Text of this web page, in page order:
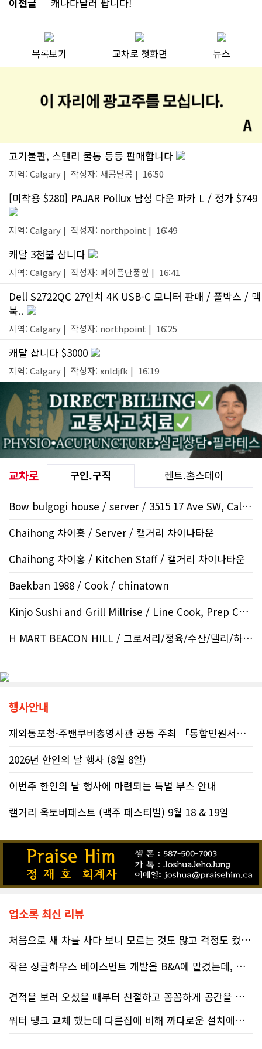
목록보기 교차로 첫화면 뉴스
고기불판, 스탠리 물통 등등 판매합니다
지역: Calgary | 작성자: 새콤달콤 | 16:50
[미착용 $280] PAJAR Pollux 남성 다운 파카 L / 정가 $749
지역: Calgary | 작성자: northpoint | 16:49
캐달 3천불 삽니다
지역: Calgary | 작성자: 메이플단풍잎 | 16:41
Dell S2722QC 27인치 4K USB-C 모니터 판매 / 풀박스 / 맥
북..
지역: Calgary | 작성자: northpoint | 16:25
캐달 삽니다 $3000
지역: Calgary | 작성자: xnldjfk | 16:19
교차로 구인.구직 렌트.홈스테이
Bow bulgogi house / server / 3515 17 Ave SW, Calgar..
Chaihong 차이홍 / Server / 캘거리 차이나타운
Chaihong 차이홍 / Kitchen Staff / 캘거리 차이나타운
Baekban 1988 / Cook / chinatown
Kinjo Sushi and Grill Millrise / Line Cook, Prep Cook /..
H MART BEACON HILL / 그로서리/정육/수산/델리/하우스..
행사안내
재외동포청·주밴쿠버총영사관 공동 주최 「통합민원서비스 온라인 화상상담회..
2026년 한인의 날 행사 (8월 8일)
이번주 한인의 날 행사에 마련되는 특별 부스 안내
캘거리 옥토버페스트 (맥주 페스티벌) 9월 18 & 19일
업소록 최신 리뷰
처음으로 새 차를 사다 보니 모르는 것도 많고 걱정도 컸는데 박문호 딜러님 덕분에 전 과정이 너무나 편안하고 만족스러웠습니다! 상담하는 내내 꼼꼼하게 설명해 주신 것은 물론, 복잡한 서류 절차와 차량 옵션 체크까지 세심하게 챙겨주셔서 마음이 정말 든든했습니다. 차량 출고 날에도 긴 시간 할애해 가며 기능을 친절하게 하나하나 설명해 주셔서 큰 도움이 되었는데요, 특히 정비사 출신이셔서 그런지 디테일한 부분까지 전문적으로 말씀해 주셔서 신뢰가 팍팍 갔습니다 ?? 다른분 리뷰에도 있지만 마지막에 "진짜 서비스는 이제부터 시작"이라는 진심어린 말씀에는 깊은 감동을 받았습니다. 앞으로 주변에 차 구매하려는 분이 있다면 무조건 박문호 딜러님 강력 추천입니다! 신경 써주셔서 진심으로 감사드리며, 늘 건강하시고 번창하시길 바랍니다 :)
작은 싱글하우스 베이스먼트 개발을 B&A에 맡겼는데, 처음부터 끝까지 정말 만족스러운 경험이었습니다.
견적을 보러 오셨을 때부터 친절하고 꼼꼼하게 공간을 확인해 주셨고, 여러 옵션이 포함된 견적 금액도 다른 업체들과 비교했을 때 매우 합리적이었습니다.
저희 집은 사이드 도어가 없어 작업하시기 불편하셨을 텐데도 항상 밝은 모습으로 오셔서 성실하게 작업해 주셨습니다. 공사 중에도 진행 상황과 앞으로의 작업 계획을 수시로 자세히 설명해 주셔서 믿고 맡길 수 있었고, 세심한 소통에 큰 만족을 느꼈습니다.워터 탱크 교체 했는데 다른집에 비해 까다로운 설치에도 불구하고 너무 친절하게 잘 해주셨습니다. 수제자 라이언님 최고!